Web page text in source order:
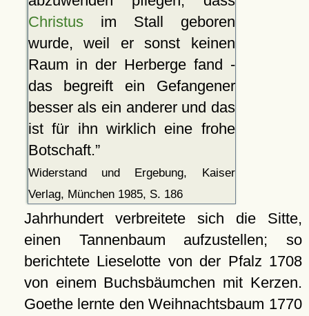
Christusim Stall geboren
wurde, weil er sonst keinen
Raum in der Herberge fand -
das begreift ein Gefangener
besser als ein anderer und das
ist für ihn wirklich eine frohe
Botschaft.
Widerstand und Ergebung, Kaiser
Verlag, München 1985, S. 186
Jahrhundert verbreitete sich die Sitte,
einen Tannenbaum aufzustellen; so
berichtete Lieselotte von der Pfalz 1708
von einem Buchsbäumchen mit Kerzen.
Goethe lernte den Weihnachtsbaum 1770